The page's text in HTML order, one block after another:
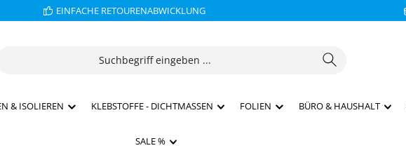
EINFACHE RETOURENABWICKLUNG
& ISOLIEREN KLEBSTOFFE - DICHTMASSEN FOLIEN BÜRO & HAUSHALT
SALE %